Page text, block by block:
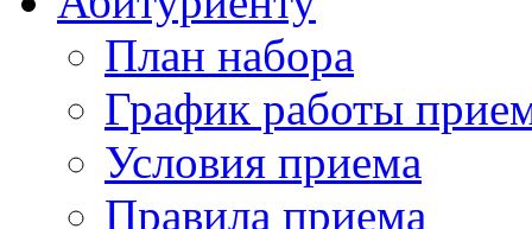
План набора
График работы
Условия приема
Правила приема